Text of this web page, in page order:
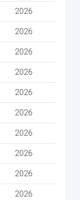
2026
2026
2026
2026
2026
2026
2026
2026
2026
2026